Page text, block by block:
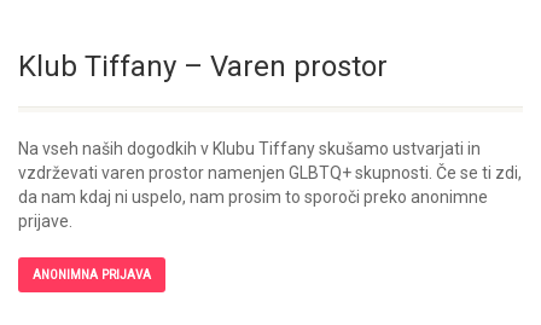
Klub Tiffany – Varen prostor
Na vseh naših dogodkih v Klubu Tiffany skušamo ustvarjati in
vzdrževati varen prostor namenjen GLBTQ+ skupnosti. Če se ti zdi,
da nam kdaj ni uspelo, nam prosim to sporoči preko anonimne
prijave.
ANONIMNA PRIJAVA